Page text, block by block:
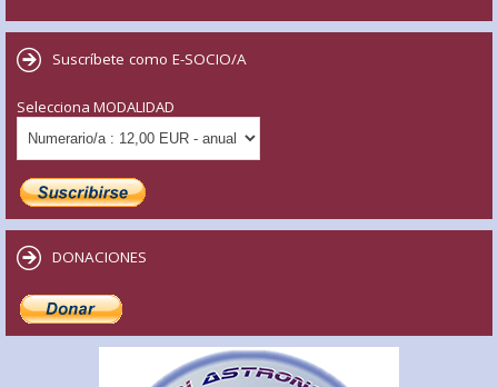
Suscríbete como E-SOCIO/A
Selecciona MODALIDAD
DONACIONES